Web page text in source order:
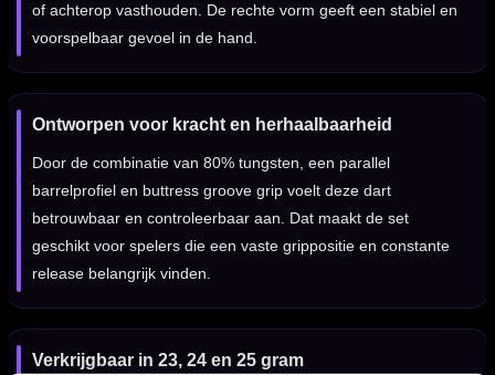
of achterop vasthouden. De rechte vorm geeft een stabiel en
voorspelbaar gevoel in de hand.
Ontworpen voor kracht en herhaalbaarheid
Door de combinatie van 80% tungsten, een parallel
barrelprofiel en buttress groove grip voelt deze dart
betrouwbaar en controleerbaar aan. Dat maakt de set
geschikt voor spelers die een vaste grippositie en constante
release belangrijk vinden.
Verkrijgbaar in 23, 24 en 25 gram